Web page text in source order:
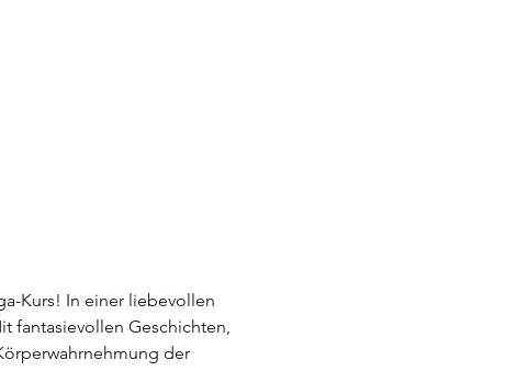
Kurs! In einer liebevollen
fantasievollen Geschichten,
der